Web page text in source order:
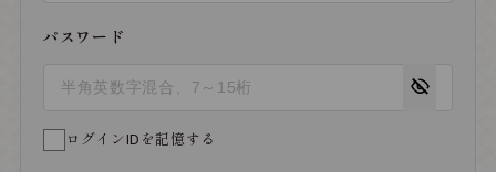
パスワード
ログインIDを記憶する